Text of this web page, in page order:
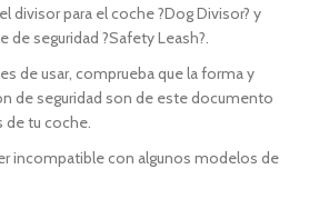
divisor para el coche ?Dog Divisor? y
de seguridad ?Safety Leash?.
de usar, comprueba que la forma y
de seguridad son de este documento
de tu coche.
incompatible con algunos modelos de